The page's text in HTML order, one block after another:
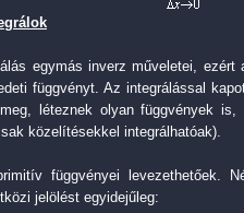
egymás inverz műveletei, ezért
függvényt. Az integrálással
léteznek olyan függvények is,
közelítésekkel integrálhatóak).
függvényei levezethetőek.
jelölést egyidejűleg: